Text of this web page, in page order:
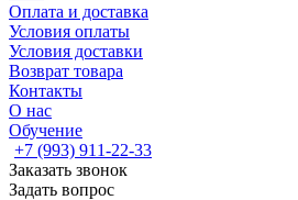
Оплата и доставка
Условия оплаты
Условия доставки
Возврат товара
Контакты
О нас
Обучение
+7 (993) 911-22-33
Заказать звонок
Задать вопрос